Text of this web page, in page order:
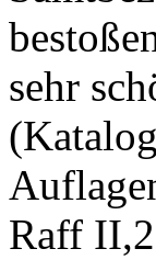
sehr
Raff